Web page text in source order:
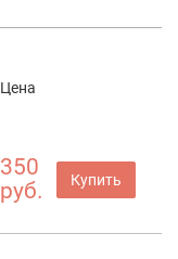
Цена
350
руб.
Купить